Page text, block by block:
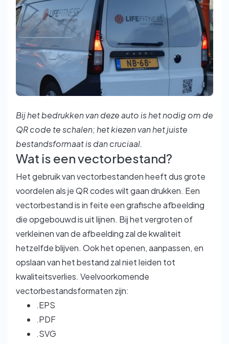
Bij het bedrukken van deze auto is het nodig om de
QR code te schalen; het kiezen van het juiste
bestandsformaat is dan cruciaal.
Wat is een vectorbestand?
Het gebruik van vectorbestanden heeft dus grote
voordelen als je QR codes wilt gaan drukken. Een
vectorbestand is in feite een grafische afbeelding
die opgebouwd is uit lijnen. Bij het vergroten of
verkleinen van de afbeelding zal de kwaliteit
hetzelfde blijven. Ook het openen, aanpassen, en
opslaan van het bestand zal niet leiden tot
kwaliteitsverlies. Veelvoorkomende
vectorbestandsformaten zijn:
.EPS
.PDF
.SVG